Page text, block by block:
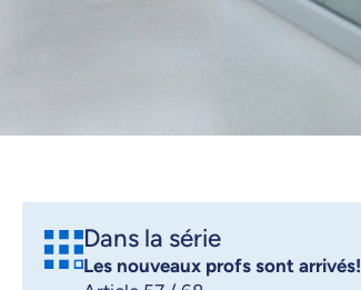
Dans la série
Les nouveaux profs sont arrivés!